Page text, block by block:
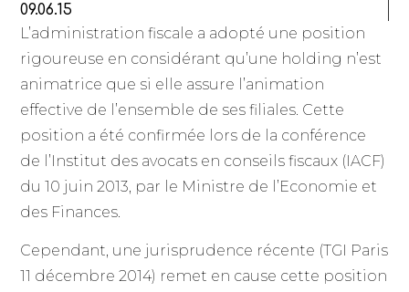
09.06.15
L’administration fiscale a adopté une position
rigoureuse en considérant qu’une holding n’est
animatrice que si elle assure l’animation
effective de l’ensemble de ses filiales. Cette
position a été confirmée lors de la conférence
de l’Institut des avocats en conseils fiscaux (IACF)
du 10 juin 2013, par le Ministre de l’Economie et
des Finances.
Cependant, une jurisprudence récente (TGI Paris
11 décembre 2014) remet en cause cette position